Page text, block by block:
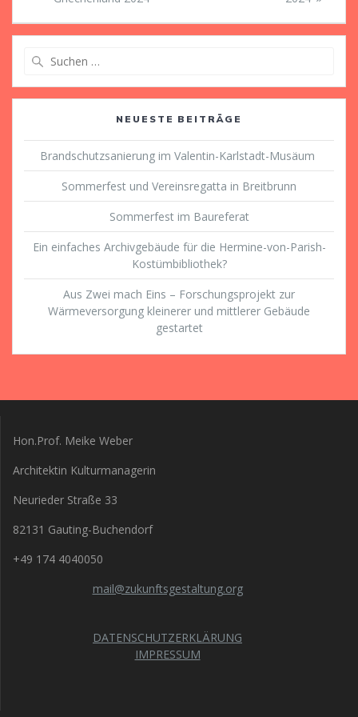
NEUESTE BEITRÄGE
Brandschutzsanierung im Valentin-Karlstadt-Musäum
Sommerfest und Vereinsregatta in Breitbrunn
Sommerfest im Baureferat
Ein einfaches Archivgebäude für die Hermine-von-Parish-
Kostümbibliothek?
Aus Zwei mach Eins – Forschungsprojekt zur
Wärmeversorgung kleinerer und mittlerer Gebäude
gestartet
Hon.Prof. Meike Weber
Architektin Kulturmanagerin
Neurieder Straße 33
82131 Gauting-Buchendorf
+49 174 4040050
mail@zukunftsgestaltung.org
DATENSCHUTZERKLÄRUNG
IMPRESSUM